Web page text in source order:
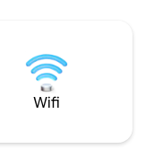
ensam med dina tankar!
utanför elnätet
normala
Wifi